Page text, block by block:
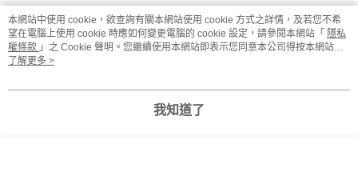
熱門標籤
本網站中使用 cookie，欲查詢有關本網站使用 cookie 方式之詳情，及若您不希
望在電腦上使用 cookie 時應如何變更電腦的 cookie 設定，請參閱本網站「 隱私
權條款 」之 Cookie 聲明。您繼續使用本網站即表示您同意本公司得按本網站使
用條款之 Cookie 聲明使用 cookie。
了解更多 >
我知道了